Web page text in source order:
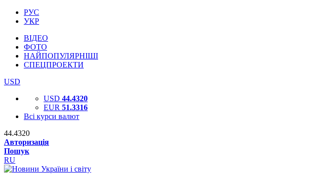
РУС
УКР
ВІДЕО
ФОТО
НАЙПОПУЛЯРНІШІ
СПЕЦПРОЕКТИ
USD
USD 44.4320
EUR 51.3316
Всі курси валют
44.4320
Авторизація
Пошук
RU